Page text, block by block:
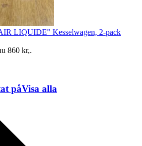
LIQUIDE" Kesselwagen, 2-pack
860 kr,.
påVisa alla